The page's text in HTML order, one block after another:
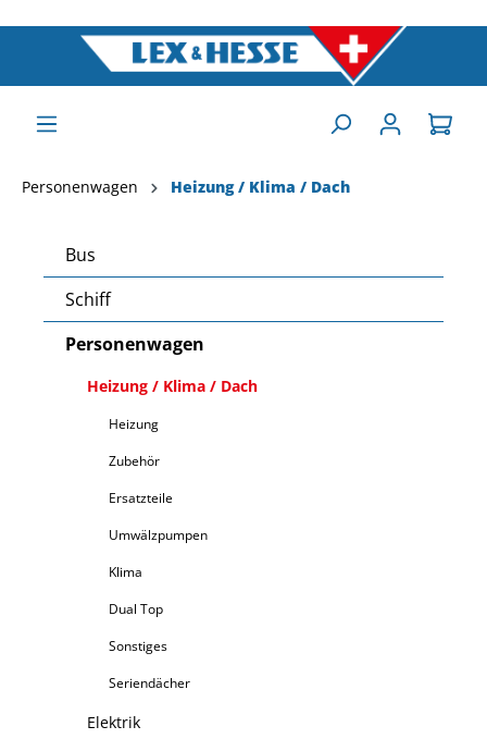
Personenwagen Heizung / Klima / Dach
Bus
Schiff
Personenwagen
Heizung / Klima / Dach
Heizung
Zubehör
Ersatzteile
Umwälzpumpen
Klima
Dual Top
Sonstiges
Seriendächer
Elektrik